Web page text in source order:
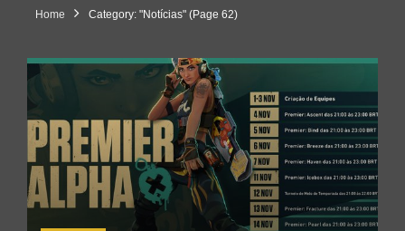
Home Category: "Notícias" (Page 62)